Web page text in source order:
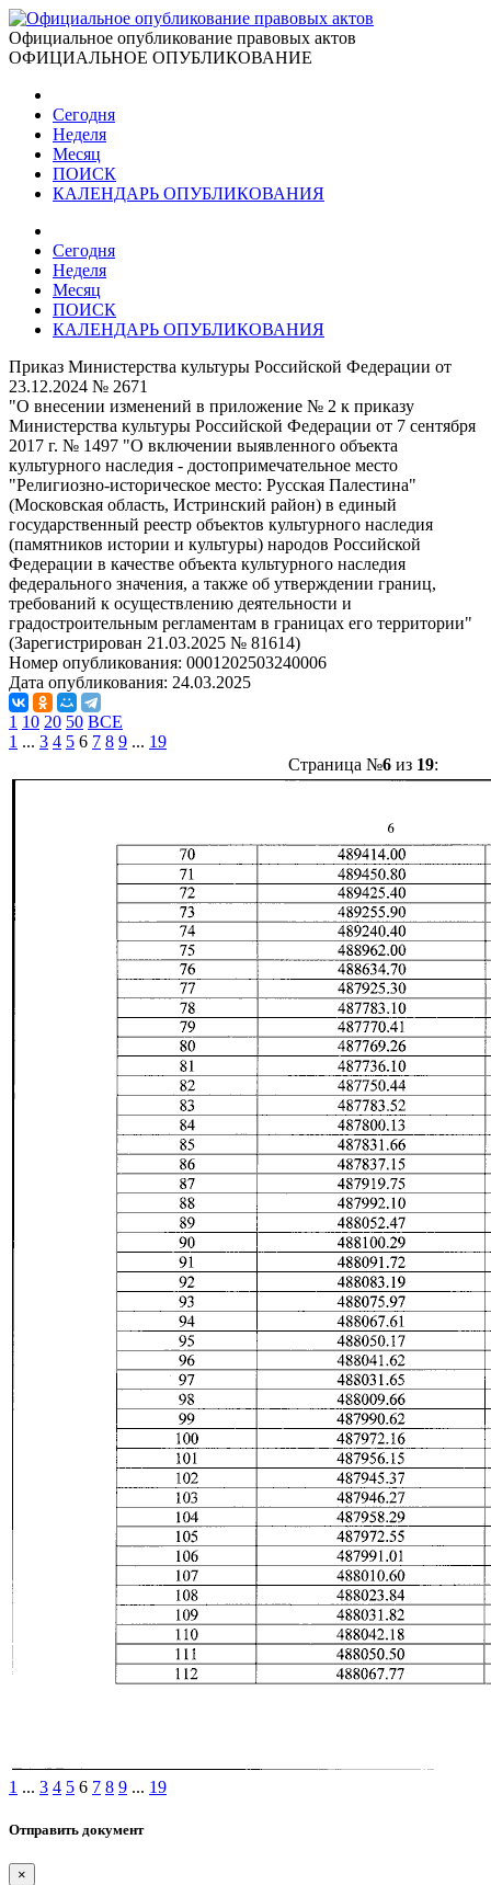
Официальное опубликование правовых актов
ОФИЦИАЛЬНОЕ ОПУБЛИКОВАНИЕ
Сегодня
Неделя
Месяц
ПОИСК
КАЛЕНДАРЬ ОПУБЛИКОВАНИЯ
Сегодня
Неделя
Месяц
ПОИСК
КАЛЕНДАРЬ ОПУБЛИКОВАНИЯ
Приказ Министерства культуры Российской Федерации от
23.12.2024 № 2671
"О внесении изменений в приложение № 2 к приказу
Министерства культуры Российской Федерации от 7 сентября
2017 г. № 1497 "О включении выявленного объекта
культурного наследия - достопримечательное место
"Религиозно-историческое место: Русская Палестина"
(Московская область, Истринский район) в единый
государственный реестр объектов культурного наследия
(памятников истории и культуры) народов Российской
Федерации в качестве объекта культурного наследия
федерального значения, а также об утверждении границ,
требований к осуществлению деятельности и
градостроительным регламентам в границах его территории"
(Зарегистрирован 21.03.2025 № 81614)
Номер опубликования: 0001202503240006
Дата опубликования: 24.03.2025
1 10 20 50 ВСЕ
1 ... 3 4 5 6 7 8 9 ... 19
Страница №6из 19:
1 ... 3 4 5 6 7 8 9 ... 19
Отправить документ
×